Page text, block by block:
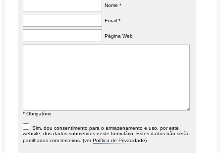
Nome *
Email *
Página Web
* Obrigatório
Sim, dou consentimento para o armazenamento e uso, por este
website, dos dados submetidos neste formulário. Estes dados não serão
partilhados com terceiros. (verPolítica de Privacidade)